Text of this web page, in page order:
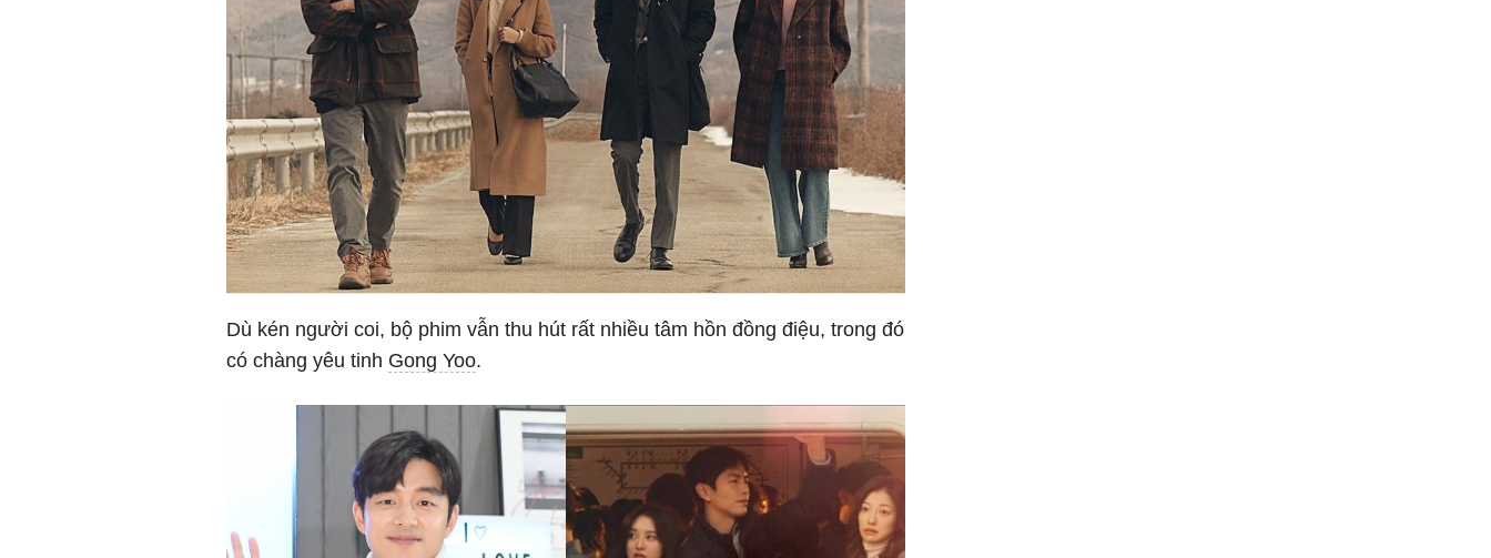
Dù kén người coi, bộ phim vẫn thu hút rất nhiều tâm hồn đồng điệu, trong đó
có chàng yêu tinh Gong Yoo.